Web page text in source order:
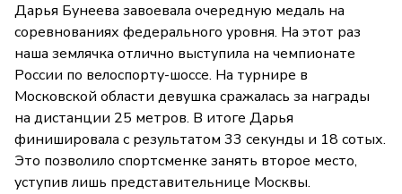
Дарья Бунеева завоевала очередную медаль на
соревнованиях федерального уровня. На этот раз
наша землячка отлично выступила на чемпионате
России по велоспорту-шоссе. На турнире в
Московской области девушка сражалась за награды
на дистанции 25 метров. В итоге Дарья
финишировала с результатом 33 секунды и 18 сотых.
Это позволило спортсменке занять второе место,
уступив лишь представительнице Москвы.